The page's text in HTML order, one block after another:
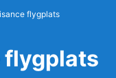
flygplats
flygplats